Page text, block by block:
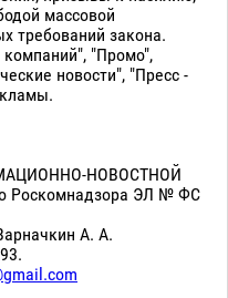
массовой
требований закона.
"Промо",
новости", "Пресс -
НОВОСТНОЙ
Роскомнадзора ЭЛ № ФС
А. А.